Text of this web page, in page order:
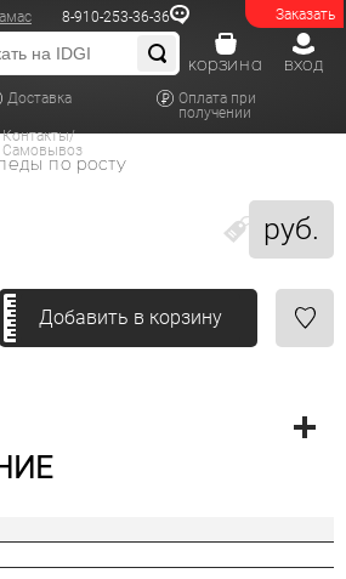
Заказать
8-910-253-36-36
Доставка
Оплата при
получении
Контакты/
Самовывоз
вход
корзина
руб.
по росту
Добавить в корзину